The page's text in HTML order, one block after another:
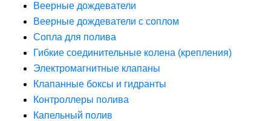
Веерные дождеватели
Веерные дождеватели с соплом
Сопла для полива
Гибкие соединительные колена (крепления)
Электромагнитные клапаны
Клапанные боксы и гидранты
Контроллеры полива
Капельный полив